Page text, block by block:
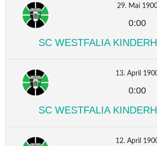
29. Mai
0:00
SC WESTFALIA
13. April
0:00
SC WESTFALIA
12. April